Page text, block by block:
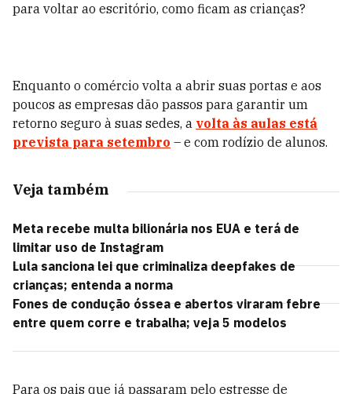
para voltar ao escritório, como ficam as crianças?
Enquanto o comércio volta a abrir suas portas e aos
poucos as empresas dão passos para garantir um
retorno seguro à suas sedes, a volta às aulas está
prevista para setembro – e com rodízio de alunos.
Veja também
Meta recebe multa bilionária nos EUA e terá de
limitar uso de Instagram
Lula sanciona lei que criminaliza deepfakes de
crianças; entenda a norma
Fones de condução óssea e abertos viraram febre
entre quem corre e trabalha; veja 5 modelos
Para os pais que já passaram pelo estresse de